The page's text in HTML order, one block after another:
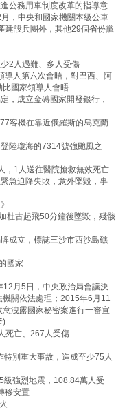
公務用車制度改革的指導意
，中央和國家機關本級公車
建設兵團外，其他29個省份黨
2人遇難、多人受傷
人第六次會晤，對巴西、阿
國家領導人會晤
，成立金磚國家開發銀行，
客機在靠近俄羅斯的烏克蘭
陸瓊海的7314號強颱風之
，1人送往醫院搶救無效死亡
急迫降失敗，意外墜毀，事
杜古起飛50分鐘後墜毀，殘骸
成立，標誌三沙市西沙島礁
國家
月5日，中央政治局會議決
關依法處理；2015年6月11
洩露國家秘密案進行一審宣
)
死亡、267人受傷
別重大事故，造成至少75人
強烈地震，108.84萬人受
移安置